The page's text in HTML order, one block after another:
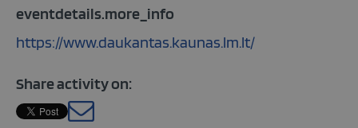
eventdetails.more_info
https://www.daukantas.kaunas.lm.lt/
Share activity on: